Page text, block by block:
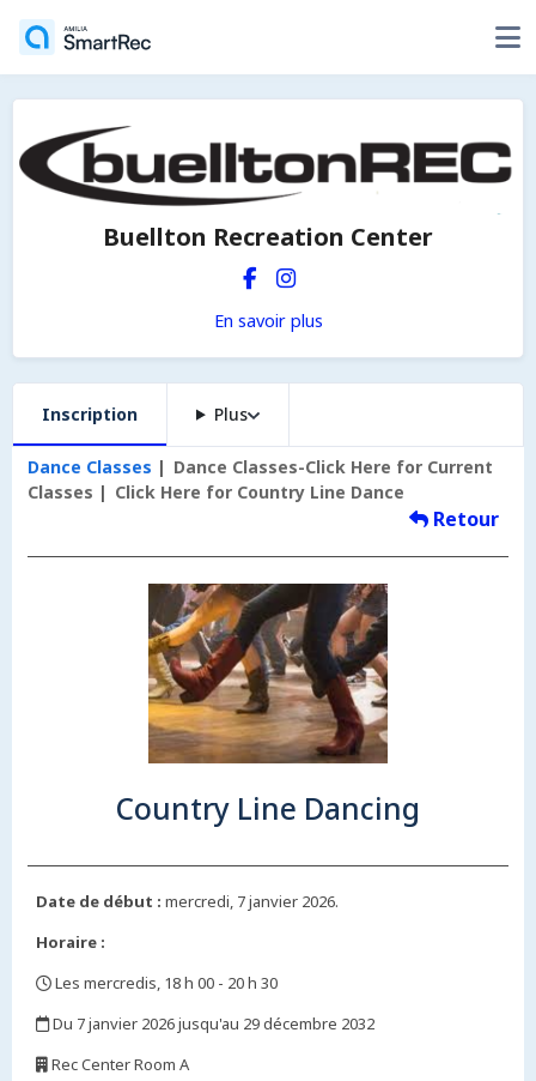
Buellton Recreation Center
En savoir plus
Inscription Plus
Dance Classes
Dance Classes-Click Here for Current
Classes
Click Here for Country Line Dance
Retour
Country Line Dancing
Date de début : mercredi, 7 janvier 2026.
Horaire :
Les mercredis, 18 h 00 - 20 h 30
Du 7 janvier 2026 jusqu'au 29 décembre 2032
Rec Center Room A